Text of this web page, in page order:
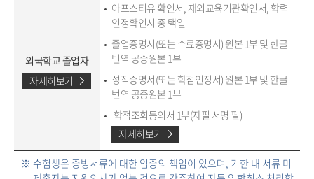
외국학교 졸업자
자세히보기
아포스티유 확인서, 재외교육기관확인서, 학력
인정확인서 중 택일
졸업증명서(또는 수료증명서) 원본 1부 및 한글
번역 공증원본 1부
성적증명서(또는 학점인정서) 원본 1부 및 한글
번역 공증원본 1부
학적조회동의서 1부(자필 서명 필)
자세히보기
※ 수험생은 증빙서류에 대한 입증의 책임이 있으며, 기한 내 서류 미